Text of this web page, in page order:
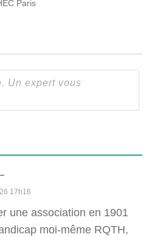
Paris
17h16
une association en 1901
moi-même RQTH,